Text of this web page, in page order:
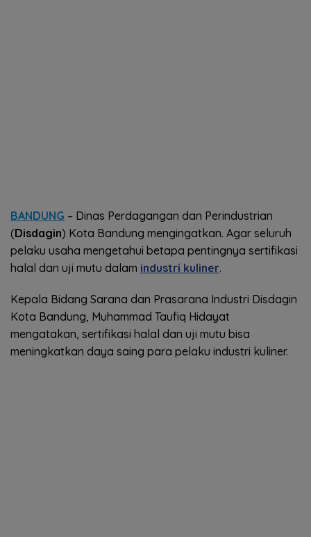
BANDUNG – Dinas Perdagangan dan Perindustrian
(Disdagin) Kota Bandung mengingatkan. Agar seluruh
pelaku usaha mengetahui betapa pentingnya sertifikasi
halal dan uji mutu dalam industri kuliner.
Kepala Bidang Sarana dan Prasarana Industri Disdagin
Kota Bandung, Muhammad Taufiq Hidayat
mengatakan, sertifikasi halal dan uji mutu bisa
meningkatkan daya saing para pelaku industri kuliner.